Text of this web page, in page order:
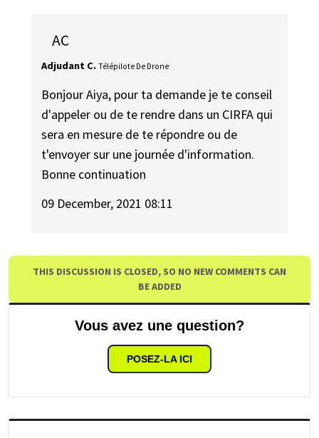
AC
Adjudant C. Télépilote De Drone
Bonjour Aiya, pour ta demande je te conseil
d'appeler ou de te rendre dans un CIRFA qui
sera en mesure de te répondre ou de
t'envoyer sur une journée d'information.
Bonne continuation
09 December, 2021 08:11
THIS DISCUSSION IS CLOSED, SO NO NEW COMMENTS CAN
BE ADDED
Vous avez une question?
POSEZ-LA ICI